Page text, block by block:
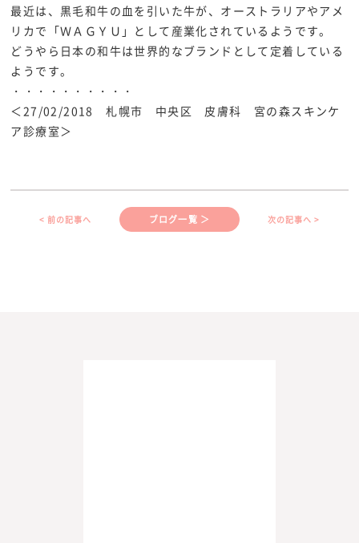
最近は、黒毛和牛の血を引いた牛が、オーストラリアやアメ
リカで「ＷＡＧＹＵ」として産業化されているようです。
どうやら日本の和牛は世界的なブランドとして定着している
ようです。
・・・・・・・・・・
＜27/02/2018 札幌市 中央区 皮膚科 宮の森スキンケ
ア診療室＞
< 前の記事へ ブログ一覧 ＞ 次の記事へ >